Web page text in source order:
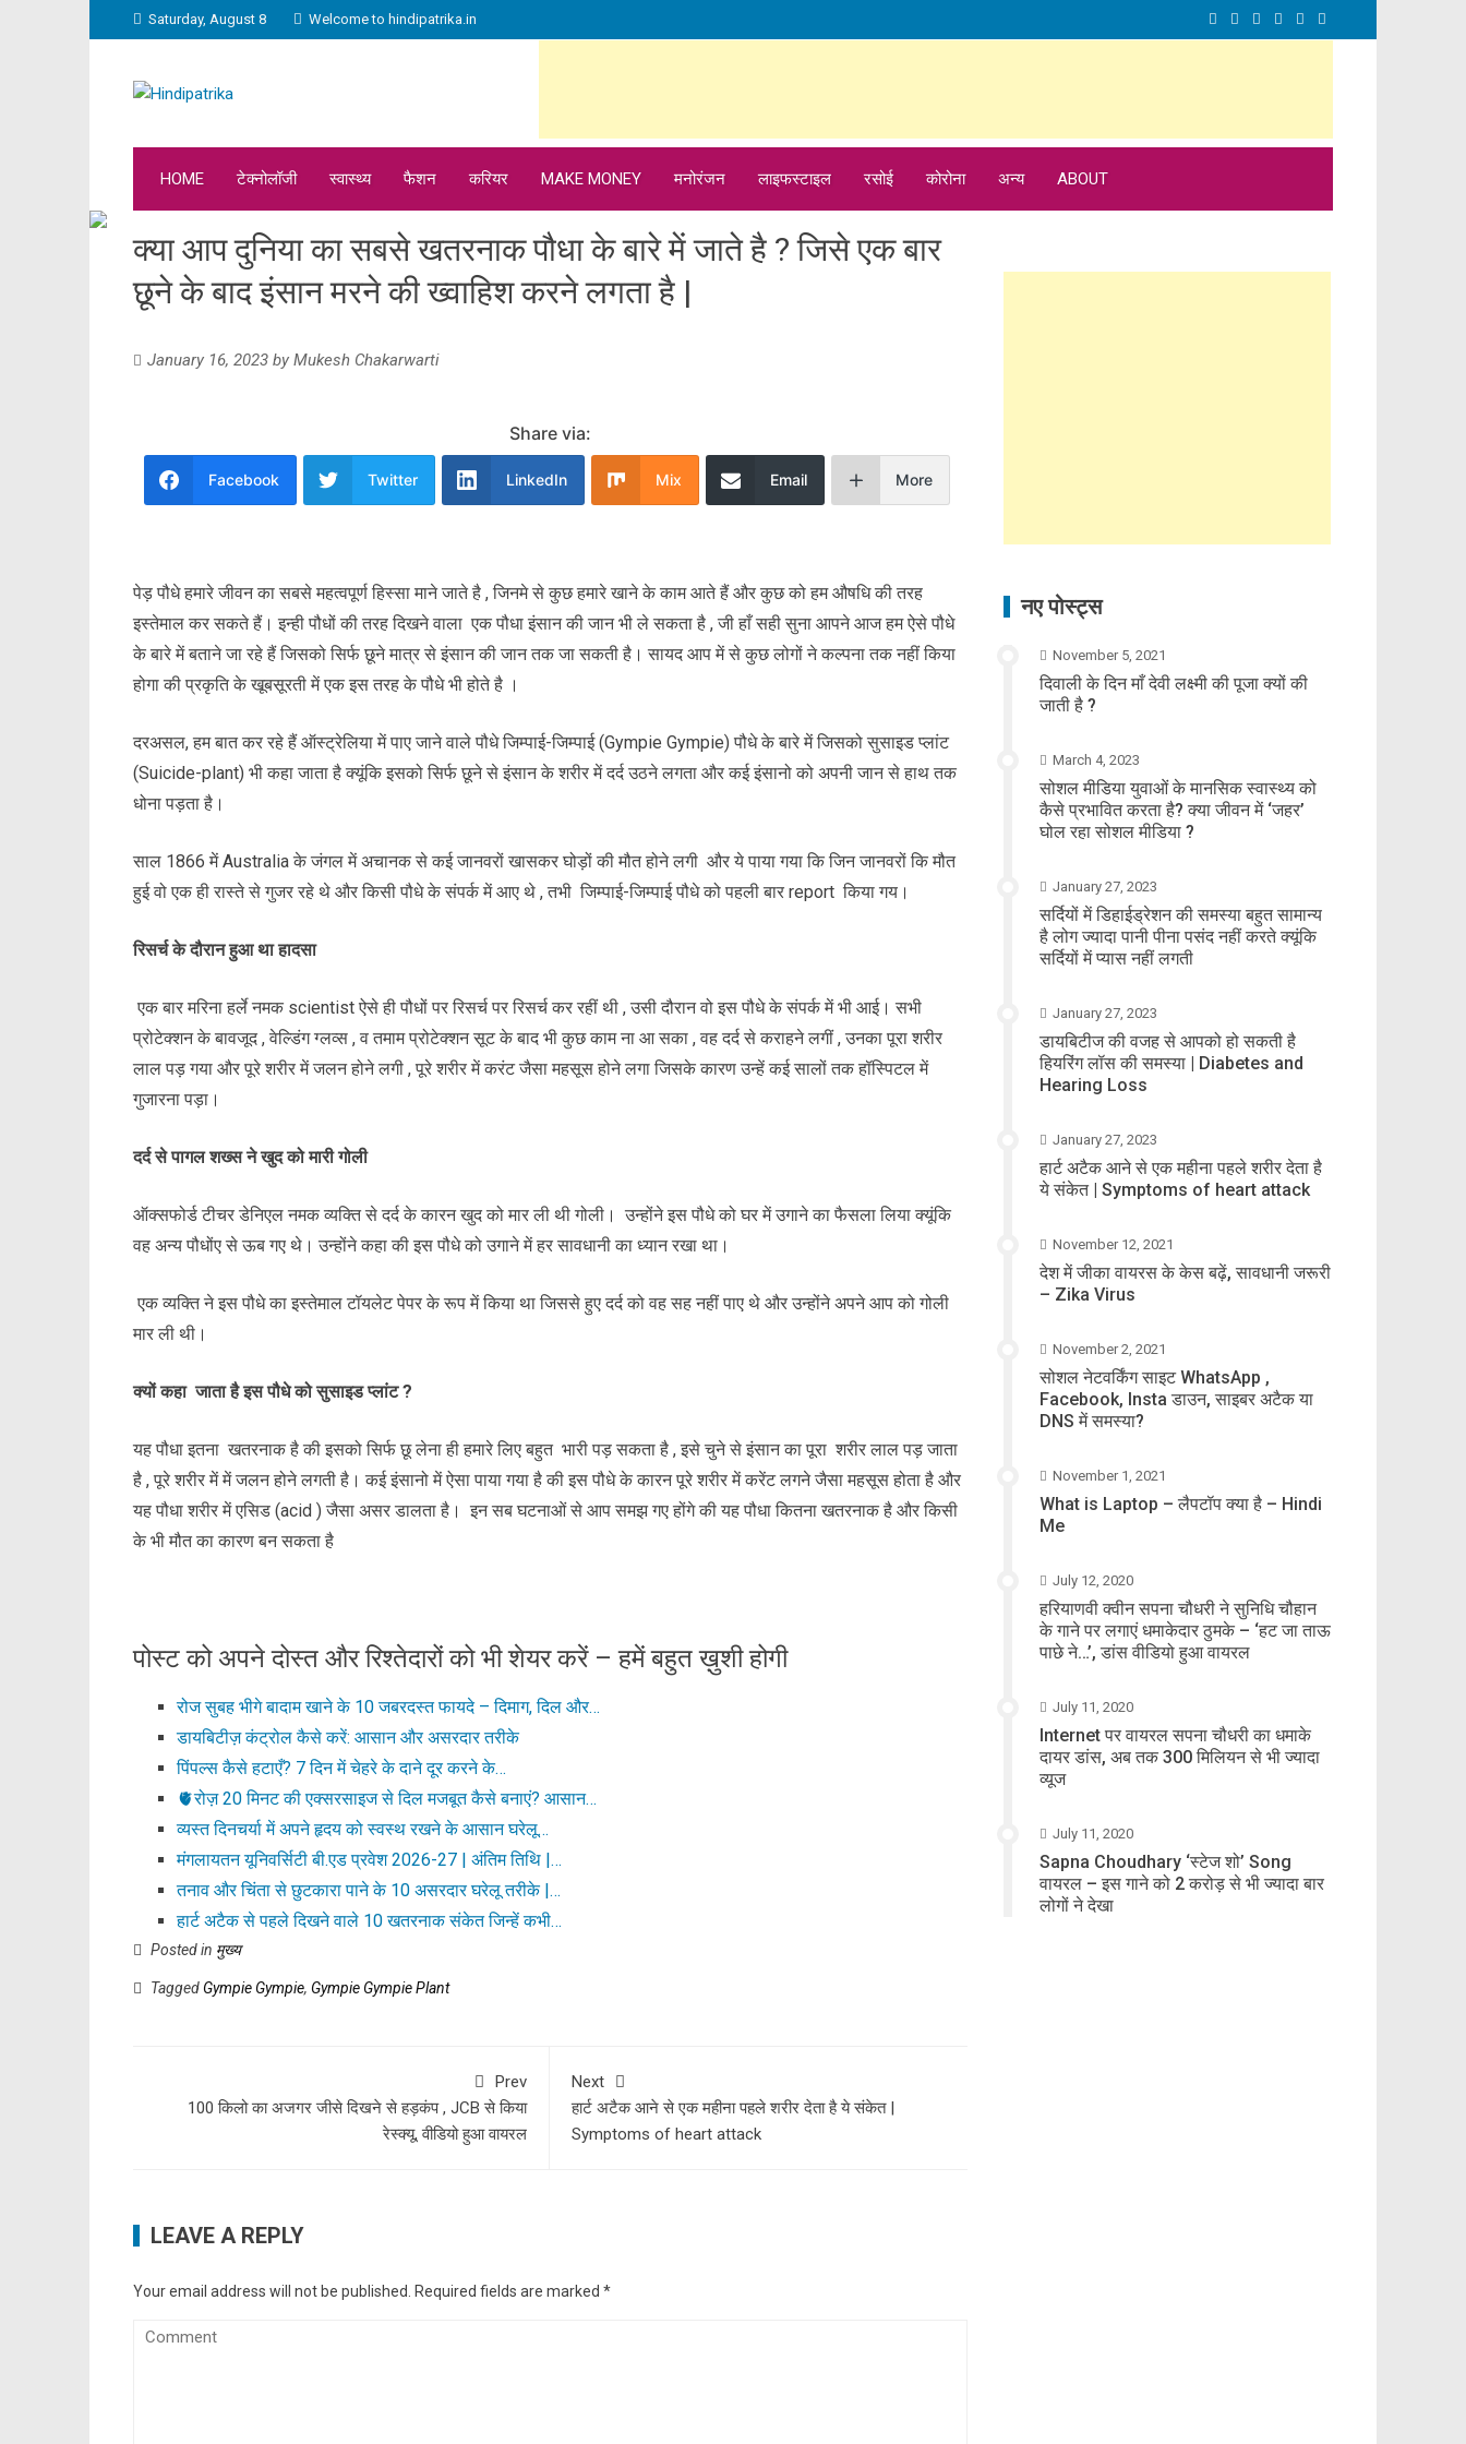
Saturday, August 8 Welcome to hindipatrika.in
HOME टेक्नोलॉजी स्वास्थ्य फैशन करियर MAKE MONEY मनोरंजन लाइफस्टाइल रसोई कोरोना अन्य ABOUT
क्या आप दुनिया का सबसे खतरनाक पौधा के बारे में जाते है ? जिसे एक बार
छूने के बाद इंसान मरने की ख्वाहिश करने लगता है |
January 16, 2023 by Mukesh Chakarwarti
Share via:
Facebook Twitter LinkedIn Mix Email More
पेड़ पौधे हमारे जीवन का सबसे महत्वपूर्ण हिस्सा माने जाते है , जिनमे से कुछ हमारे खाने के काम आते हैं और कुछ को हम औषधि की तरह
इस्तेमाल कर सकते हैं। इन्ही पौधों की तरह दिखने वाला एक पौधा इंसान की जान भी ले सकता है , जी हाँ सही सुना आपने आज हम ऐसे पौधे
के बारे में बताने जा रहे हैं जिसको सिर्फ छूने मात्र से इंसान की जान तक जा सकती है। सायद आप में से कुछ लोगों ने कल्पना तक नहीं किया
होगा की प्रकृति के खूबसूरती में एक इस तरह के पौधे भी होते है ।
दरअसल, हम बात कर रहे हैं ऑस्ट्रेलिया में पाए जाने वाले पौधे जिम्पाई-जिम्पाई (Gympie Gympie) पौधे के बारे में जिसको सुसाइड प्लांट
(Suicide-plant) भी कहा जाता है क्यूंकि इसको सिर्फ छूने से इंसान के शरीर में दर्द उठने लगता और कई इंसानो को अपनी जान से हाथ तक
धोना पड़ता है।
साल 1866 में Australia के जंगल में अचानक से कई जानवरों खासकर घोड़ों की मौत होने लगी और ये पाया गया कि जिन जानवरों कि मौत
हुई वो एक ही रास्ते से गुजर रहे थे और किसी पौधे के संपर्क में आए थे , तभी जिम्पाई-जिम्पाई पौधे को पहली बार report किया गय।
रिसर्च के दौरान हुआ था हादसा
एक बार मरिना हर्ले नमक scientist ऐसे ही पौधों पर रिसर्च पर रिसर्च कर रहीं थी , उसी दौरान वो इस पौधे के संपर्क में भी आई। सभी
प्रोटेक्शन के बावजूद , वेल्डिंग ग्लव्स , व तमाम प्रोटेक्शन सूट के बाद भी कुछ काम ना आ सका , वह दर्द से कराहने लगीं , उनका पूरा शरीर
लाल पड़ गया और पूरे शरीर में जलन होने लगी , पूरे शरीर में करंट जैसा महसूस होने लगा जिसके कारण उन्हें कई सालों तक हॉस्पिटल में
गुजारना पड़ा।
दर्द से पागल शख्स ने खुद को मारी गोली
ऑक्सफोर्ड टीचर डेनिएल नमक व्यक्ति से दर्द के कारन खुद को मार ली थी गोली। उन्होंने इस पौधे को घर में उगाने का फैसला लिया क्यूंकि
वह अन्य पौधोंए से ऊब गए थे। उन्होंने कहा की इस पौधे को उगाने में हर सावधानी का ध्यान रखा था।
एक व्यक्ति ने इस पौधे का इस्तेमाल टॉयलेट पेपर के रूप में किया था जिससे हुए दर्द को वह सह नहीं पाए थे और उन्होंने अपने आप को गोली
मार ली थी।
क्यों कहा जाता है इस पौधे को सुसाइड प्लांट ?
यह पौधा इतना खतरनाक है की इसको सिर्फ छू लेना ही हमारे लिए बहुत भारी पड़ सकता है , इसे चुने से इंसान का पूरा शरीर लाल पड़ जाता
है , पूरे शरीर में में जलन होने लगती है। कई इंसानो में ऐसा पाया गया है की इस पौधे के कारन पूरे शरीर में करेंट लगने जैसा महसूस होता है और
यह पौधा शरीर में एसिड (acid ) जैसा असर डालता है। इन सब घटनाओं से आप समझ गए होंगे की यह पौधा कितना खतरनाक है और किसी
के भी मौत का कारण बन सकता है
पोस्ट को अपने दोस्त और रिश्तेदारों को भी शेयर करें – हमें बहुत ख़ुशी होगी
रोज सुबह भीगे बादाम खाने के 10 जबरदस्त फायदे – दिमाग, दिल और…
डायबिटीज़ कंट्रोल कैसे करें: आसान और असरदार तरीके
पिंपल्स कैसे हटाएँ? 7 दिन में चेहरे के दाने दूर करने के…
🫀रोज़ 20 मिनट की एक्सरसाइज से दिल मजबूत कैसे बनाएं? आसान…
व्यस्त दिनचर्या में अपने हृदय को स्वस्थ रखने के आसान घरेलू…
मंगलायतन यूनिवर्सिटी बी.एड प्रवेश 2026-27 | अंतिम तिथि |…
तनाव और चिंता से छुटकारा पाने के 10 असरदार घरेलू तरीके |…
हार्ट अटैक से पहले दिखने वाले 10 खतरनाक संकेत जिन्हें कभी…
Posted in मुख्य
Tagged Gympie Gympie, Gympie Gympie Plant
Prev
100 किलो का अजगर जीसे दिखने से हड़कंप , JCB से किया
रेस्क्यू, वीडियो हुआ वायरल
Next
हार्ट अटैक आने से एक महीना पहले शरीर देता है ये संकेत |
Symptoms of heart attack
LEAVE A REPLY
Your email address will not be published. Required fields are marked *
नए पोस्ट्स
November 5, 2021
दिवाली के दिन माँ देवी लक्ष्मी की पूजा क्यों की
जाती है ?
March 4, 2023
सोशल मीडिया युवाओं के मानसिक स्वास्थ्य को
कैसे प्रभावित करता है? क्या जीवन में ‘जहर’
घोल रहा सोशल मीडिया ?
January 27, 2023
सर्दियों में डिहाईड्रेशन की समस्या बहुत सामान्य
है लोग ज्यादा पानी पीना पसंद नहीं करते क्यूंकि
सर्दियों में प्यास नहीं लगती
January 27, 2023
डायबिटीज की वजह से आपको हो सकती है
हियरिंग लॉस की समस्या | Diabetes and
Hearing Loss
January 27, 2023
हार्ट अटैक आने से एक महीना पहले शरीर देता है
ये संकेत | Symptoms of heart attack
November 12, 2021
देश में जीका वायरस के केस बढ़ें, सावधानी जरूरी
– Zika Virus
November 2, 2021
सोशल नेटवर्किंग साइट WhatsApp ,
Facebook, Insta डाउन, साइबर अटैक या
DNS में समस्या?
November 1, 2021
What is Laptop – लैपटॉप क्या है – Hindi
Me
July 12, 2020
हरियाणवी क्वीन सपना चौधरी ने सुनिधि चौहान
के गाने पर लगाएं धमाकेदार ठुमके – ‘हट जा ताऊ
पाछे ने…’, डांस वीडियो हुआ वायरल
July 11, 2020
Internet पर वायरल सपना चौधरी का धमाके
दायर डांस, अब तक 300 मिलियन से भी ज्यादा
व्यूज
July 11, 2020
Sapna Choudhary ‘स्टेज शो’ Song
वायरल – इस गाने को 2 करोड़ से भी ज्यादा बार
लोगों ने देखा